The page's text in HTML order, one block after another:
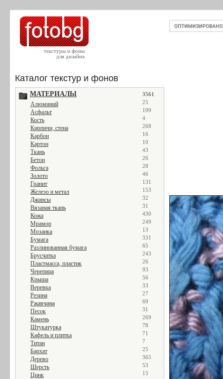
текстуры и фоны
для дизайна
Каталог текстур и фонов
МАТЕРИАЛЫ 3561
Алюминий 25
Асфальт 199
Кость 4
Кирпичи, стена 268
Карбон 16
Картон 10
Ткань 43
Бетон 26
Фольга 28
Золото 46
Гранит 131
Железо и метал 153
Джинсы 32
Вязаная ткань 31
Кожа 430
Мрамор 249
Мозаика 13
Бумага 331
Разлинованная бумага 65
Брусчатка 243
Пластмасса, пластик 26
Черепица 93
Крыша 56
Веревка 33
Резина 27
Ржавчина 69
Песок 31
Камень 269
Штукатурка 78
Кафель и плитка 71
Титан 7
Бархат 25
Дерево 365
Шерсть 53
Цинк 15